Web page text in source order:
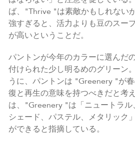
ば、"Thrive "は素敵かもしれない
強すぎると、活力よりも豆のスー
が高いということだ。
パントンが今年のカラーに選んだ
付けられた少し明るめのグリーン
うに、パントンは "Greenery "が
復と再生の意味を持つべきだと考
は、"Greenery "は「ニュートラ
シェード、パステル、メタリック
ができると指摘している。